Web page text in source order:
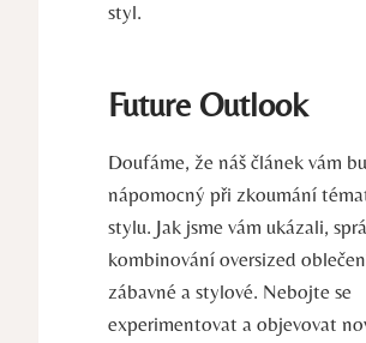
styl.
Future Outlook
Doufáme, že náš článek vám
nápomocný při zkoumání
stylu. Jak jsme vám ukázali,
kombinování oversized
zábavné a stylové. Nebojte se
experimentovat a objevovat